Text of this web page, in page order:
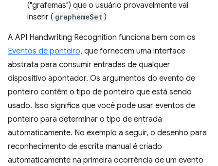
("grafemas") que o usuário provavelmente vai
inserir ( graphemeSet )
A API Handwriting Recognition funciona bem com os
Eventos de ponteiro, que fornecem uma interface
abstrata para consumir entradas de qualquer
dispositivo apontador. Os argumentos do evento de
ponteiro contêm o tipo de ponteiro que está sendo
usado. Isso significa que você pode usar eventos de
ponteiro para determinar o tipo de entrada
automaticamente. No exemplo a seguir, o desenho para
reconhecimento de escrita manual é criado
automaticamente na primeira ocorrência de um evento